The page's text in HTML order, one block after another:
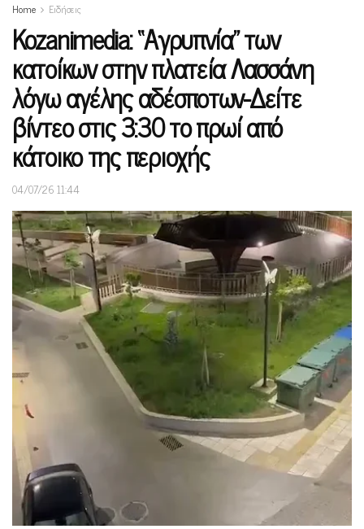
Home Ειδήσεις
Kozanimedia: “Αγρυπνία” των
κατοίκων στην πλατεία Λασσάνη
λόγω αγέλης αδέσποτων-Δείτε
βίντεο στις 3:30 το πρωί από
κάτοικο της περιοχής
04/07/26 11:44